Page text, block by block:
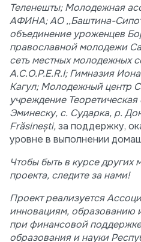
Теленешты; Молодежная
АФИНА; АО ,,Баштина-
объединение уроженцев
православной молодежи
сеть местных молодежных
A.C.O.P.E.R.I; Гимназия
Кагул; Молодежный центр
учреждение
Эминеску, с. Сударка, р.
Frăsinești,за поддержку,
уровне в выполнении
Чтобы быть в курсе других
проекта, следите за нами!
Проект реализуется
инновациям, образованию
при финансовой
образования и науки